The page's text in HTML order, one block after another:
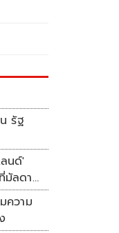
ฐ
นด์'
มัลดาลิ
ความ